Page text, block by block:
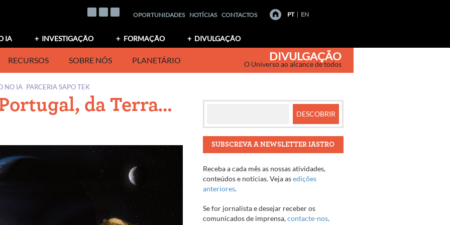
OPORTUNIDADES NOTÍCIAS CONTACTOS PT EN
IA INVESTIGAÇÃO FORMAÇÃO DIVULGAÇÃO
RECURSOS SOBRE NÓS PLANETÁRIO DIVULGAÇÃO
O Universo ao alcance de todos
NO IA PARCERIA SAPO TEK
da Terra…
SUBSCREVA A NEWSLETTER IASTRO
Receba a cada mês as nossas atividades,
conteúdos e notícias. Veja asedições
anteriores.
Se for jornalista e desejar receber os
comunicados de imprensa,contacte-nos.